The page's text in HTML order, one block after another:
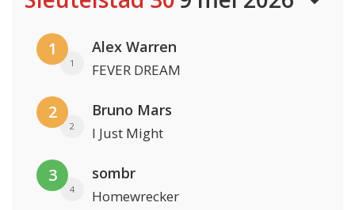
1
1
Alex Warren
FEVER DREAM
2
2
Bruno Mars
I Just Might
3
4
sombr
Homewrecker